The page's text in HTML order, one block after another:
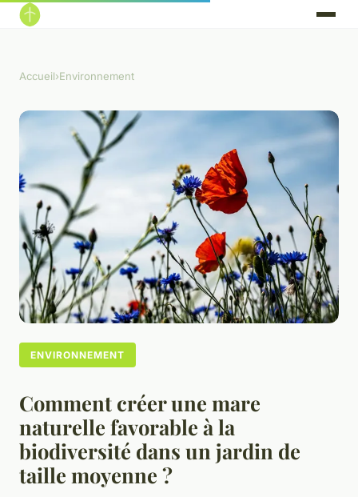
Accueil›Environnement
ENVIRONNEMENT
Comment créer une mare
naturelle favorable à la
biodiversité dans un jardin de
taille moyenne ?